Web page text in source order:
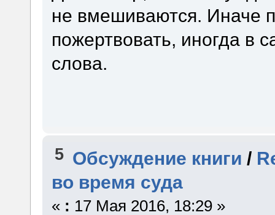
не вмешиваются. Иначе
пожертвовать, иногда в
слова.
5 Обсуждение книги /
во время суда
« : 17 Мая 2016, 18:29 »